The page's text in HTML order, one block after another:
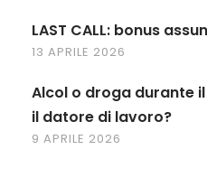
LAST CALL: bonus
13 APRILE 2026
Alcol o droga durante
il datore di lavoro?
9 APRILE 2026